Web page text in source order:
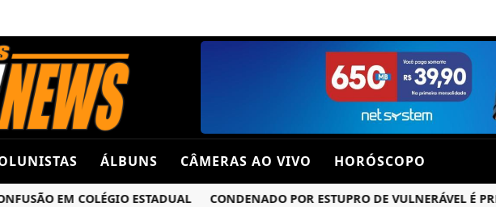
ÁLBUNS CÂMERAS AO VIVO HORÓSCOPO
EM COLÉGIO ESTADUAL CONDENADO POR ESTUPRO DE VULNERÁVEL É